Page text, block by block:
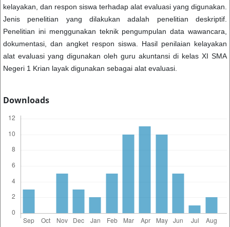
kelayakan, dan respon siswa terhadap alat evaluasi yang digunakan.
Jenis penelitian yang dilakukan adalah penelitian deskriptif.
Penelitian ini menggunakan teknik pengumpulan data wawancara,
dokumentasi, dan angket respon siswa. Hasil penilaian kelayakan
alat evaluasi yang digunakan oleh guru akuntansi di kelas XI SMA
Negeri 1 Krian layak digunakan sebagai alat evaluasi.
Downloads